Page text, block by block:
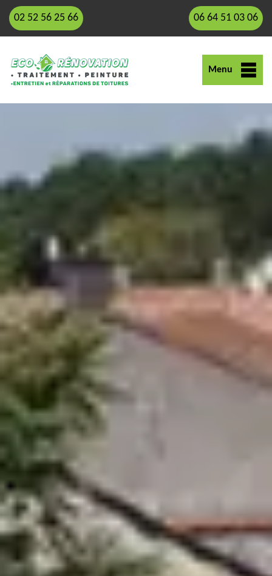
02 52 56 25 66 06 64 51 03 06
Menu